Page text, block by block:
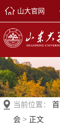
山大官网
当前位置：
会> 正文